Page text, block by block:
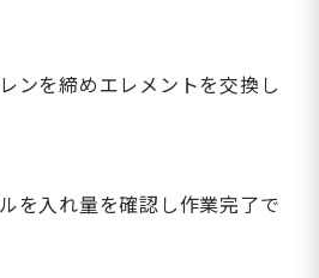
ンを締めエレメントを交換し
を入れ量を確認し作業完了で